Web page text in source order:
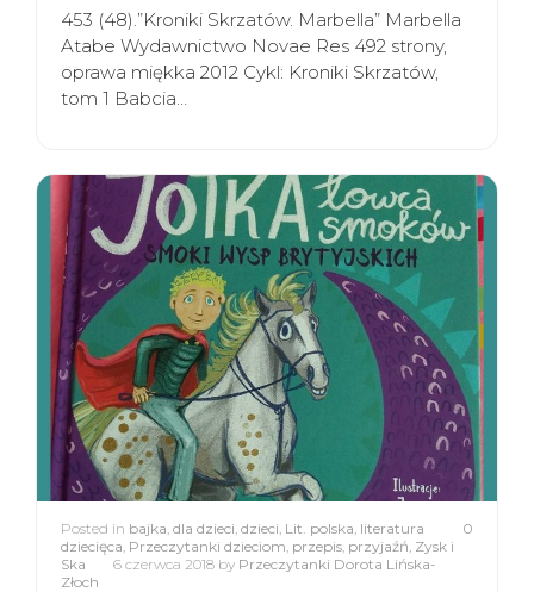
453 (48).”Kroniki Skrzatów. Marbella” Marbella
Atabe Wydawnictwo Novae Res 492 strony,
oprawa miękka 2012 Cykl: Kroniki Skrzatów,
tom 1 Babcia…
0
Posted in bajka, dla dzieci, dzieci, Lit. polska, literatura
dziecięca, Przeczytanki dzieciom, przepis, przyjaźń, Zysk i
Ska
6 czerwca 2018 by Przeczytanki Dorota Lińska-
Złoch